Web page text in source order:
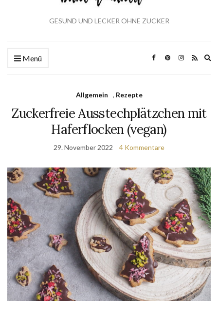
GESUND UND LECKER OHNE ZUCKER
Menü
Allgemein , Rezepte
Zuckerfreie Ausstechplätzchen mit
Haferflocken (vegan)
29. November 2022 4 Kommentare